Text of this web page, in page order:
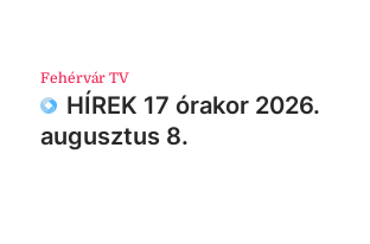
Fehérvár TV
HÍREK 17 órakor 2026.
augusztus 8.